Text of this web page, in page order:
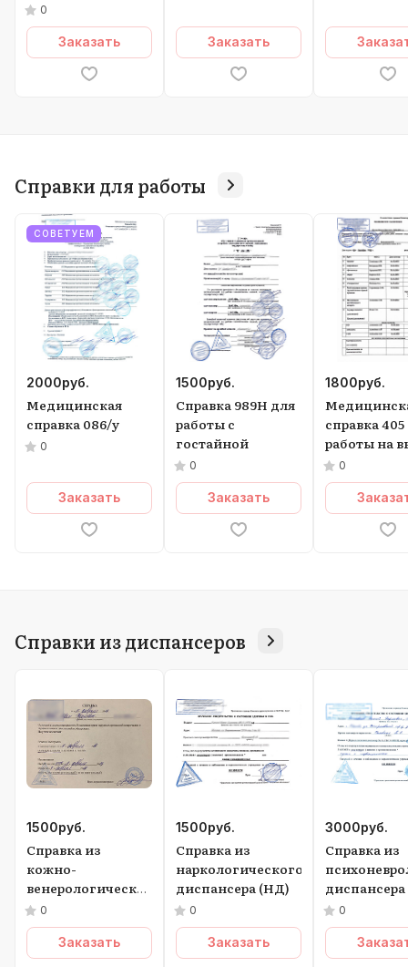
0
Заказать Заказать
Справки для работы
СОВЕТУЕМ
2000руб.
Медицинская
справка 086/у
0
Заказать
1500руб.
Справка 989Н для
работы с
гостайной
0
Заказать
1800руб.
справка
работы на
0
Справки из диспансеров
1500руб.
Справка из
кожно-
венерологического
диспансера (КВД)
0
Заказать
1500руб.
Справка из
наркологического
диспансера (НД)
0
Заказать
3000руб.
Справка из
и 0